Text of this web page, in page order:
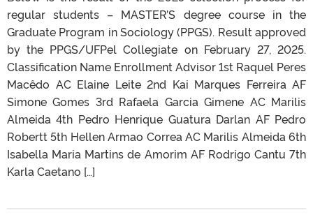
regular students – MASTER’S degree course in the
Graduate Program in Sociology (PPGS). Result approved
by the PPGS/UFPel Collegiate on February 27, 2025.
Classification Name Enrollment Advisor 1st Raquel Peres
Macêdo AC Elaine Leite 2nd Kai Marques Ferreira AF
Simone Gomes 3rd Rafaela Garcia Gimene AC Marilis
Almeida 4th Pedro Henrique Guatura Darlan AF Pedro
Robertt 5th Hellen Armao Correa AC Marilis Almeida 6th
Isabella Maria Martins de Amorim AF Rodrigo Cantu 7th
Karla Caetano […]